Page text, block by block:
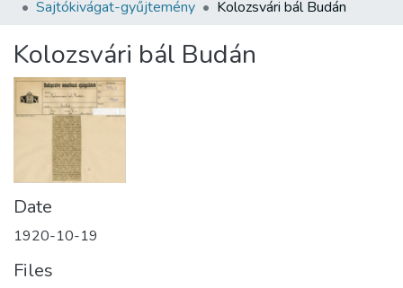
Statistics
About us
Sajtókivágat-gyűjtemény
Kolozsvári bál Budán
Kolozsvári bál Budán
Date
1920-10-19
Files